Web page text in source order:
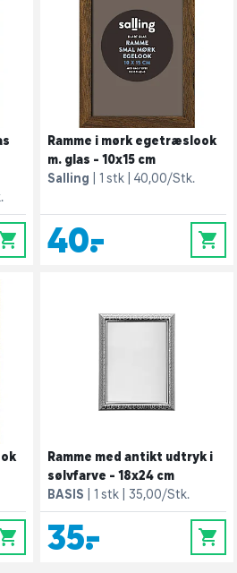
0
Ramme i mørk egetræslook
m. glas - 10x15 cm
Salling
1 stk 40,00/Stk.
40,- 0
0
Ramme med antikt udtryk i
sølvfarve - 18x24 cm
BASIS
1 stk 35,00/Stk.
35,- 0